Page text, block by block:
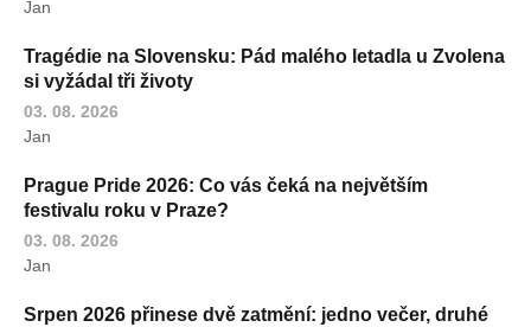
Jan
Tragédie na Slovensku: Pád malého letadla u Zvolena
si vyžádal tři životy
03. 08. 2026
Jan
Prague Pride 2026: Co vás čeká na největším
festivalu roku v Praze?
03. 08. 2026
Jan
Srpen 2026 přinese dvě zatmění: jedno večer, druhé